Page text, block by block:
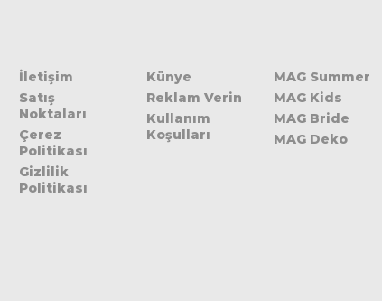
İletişim
Satış
Noktaları
Çerez
Politikası
Gizlilik
Politikası
Künye
Reklam Verin
Kullanım
Koşulları
MAG Summer
MAG Kids
MAG Bride
MAG Deko